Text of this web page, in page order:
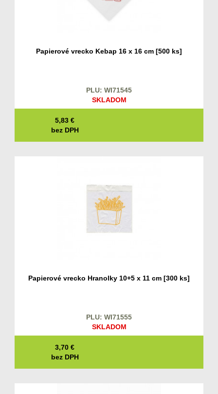
Papierové vrecko Kebap 16 x 16 cm [500 ks]
PLU: WI71545
SKLADOM
5,83 €
bez DPH
Papierové vrecko Hranolky 10+5 x 11 cm [300 ks]
PLU: WI71555
SKLADOM
3,70 €
bez DPH